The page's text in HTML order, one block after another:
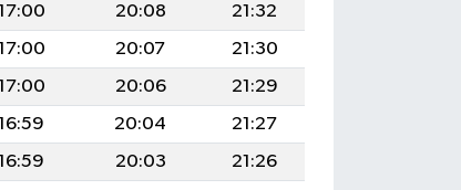
20:08
21:32
20:07
21:30
20:06
21:29
20:04
21:27
20:03
21:26